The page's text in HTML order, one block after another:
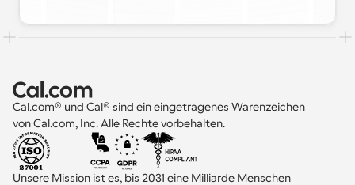
Cal.com® und Cal® sind ein eingetragenes Warenzeichen
von Cal.com, Inc. Alle Rechte vorbehalten.
Unsere Mission ist es, bis 2031 eine Milliarde Menschen